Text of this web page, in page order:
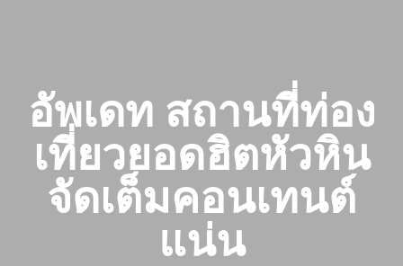
อัพเดท สถานที่ท่อง
เที่ยวยอดฮิตหัวหิน
จัดเต็มคอนเทนต์
แน่น